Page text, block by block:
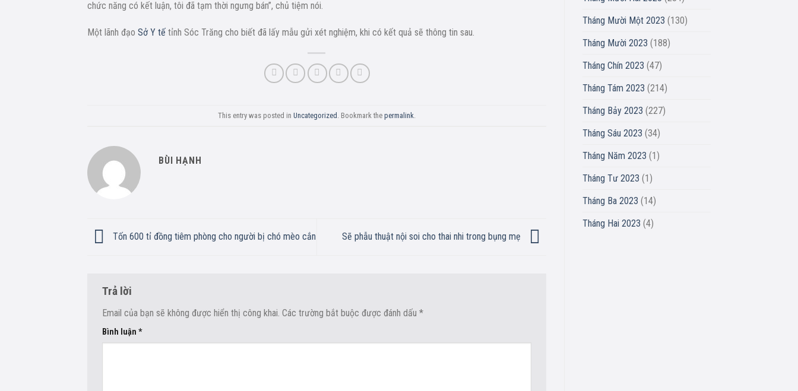
chức năng có kết luận, tôi đã tạm thời ngưng bán”, chủ tiệm nói.
Một lãnh đạo Sở Y tế tỉnh Sóc Trăng cho biết đã lấy mẫu gửi xét nghiệm, khi có kết quả sẽ thông tin sau.
This entry was posted in Uncategorized . Bookmark the permalink
BÙI HẠNH
Tốn 600 tỉ đồng tiêm phòng cho người bị chó mèo cắn Sẽ phẫu thuật nội soi cho thai nhi trong bụng mẹ
Trả lời
Email của bạn sẽ không được hiển thị công khai. Các trường bắt buộc được đánh dấu *
Bình luận *
Tháng Mười Một 2023 (130)
Tháng Mười 2023 (188)
Tháng Chín 2023 (47)
Tháng Tám 2023 (214)
Tháng Bảy 2023 (227)
Tháng Sáu 2023 (34)
Tháng Năm 2023 (1)
Tháng Tư 2023 (1)
Tháng Ba 2023 (14)
Tháng Hai 2023 (4)